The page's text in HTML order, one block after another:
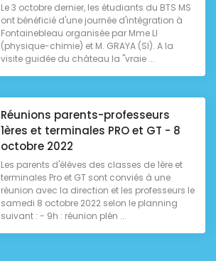
Le 3 octobre dernier, les étudiants du BTS MS
ont bénéficié d'une journée d'intégration à
Fontainebleau organisée par Mme LI
(physique-chimie) et M. GRAYA (SI). A la
visite guidée du château la "vraie ...
Réunions parents-professeurs
1ères et terminales PRO et GT - 8
octobre 2022
Les parents d'élèves des classes de 1ère et
terminales Pro et GT sont conviés à une
réunion avec la direction et les professeurs le
samedi 8 octobre 2022 selon le planning
suivant : - 9h : réunion plén ...